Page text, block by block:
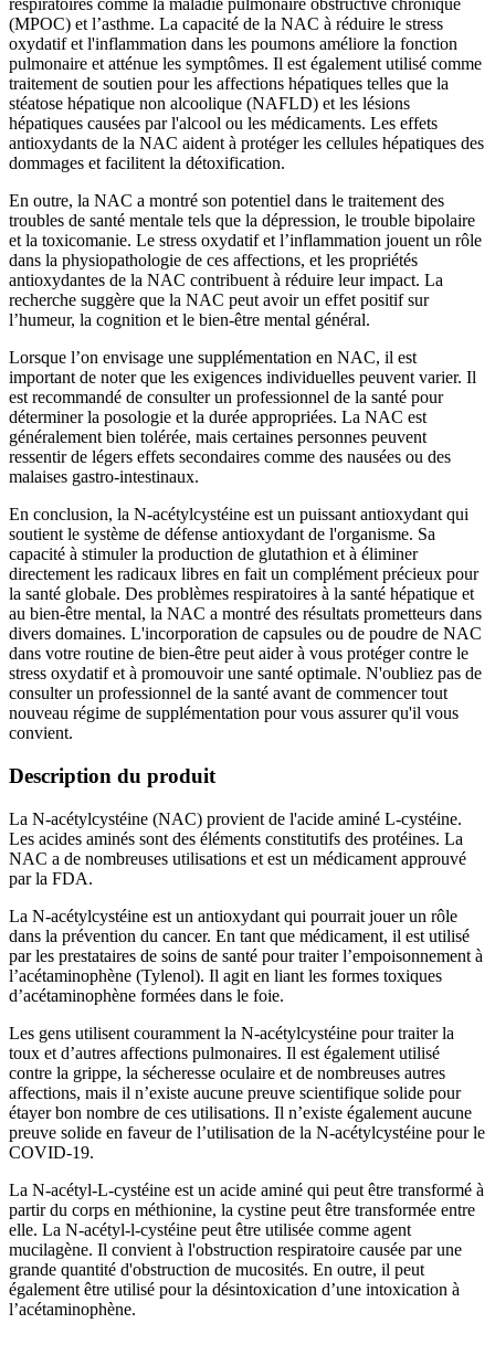
respiratoires comme la maladie pulmonaire obstructive chronique
(MPOC) et l’asthme. La capacité de la NAC à réduire le stress
oxydatif et l'inflammation dans les poumons améliore la fonction
pulmonaire et atténue les symptômes. Il est également utilisé comme
traitement de soutien pour les affections hépatiques telles que la
stéatose hépatique non alcoolique (NAFLD) et les lésions
hépatiques causées par l'alcool ou les médicaments. Les effets
antioxydants de la NAC aident à protéger les cellules hépatiques des
dommages et facilitent la détoxification.
En outre, la NAC a montré son potentiel dans le traitement des
troubles de santé mentale tels que la dépression, le trouble bipolaire
et la toxicomanie. Le stress oxydatif et l’inflammation jouent un rôle
dans la physiopathologie de ces affections, et les propriétés
antioxydantes de la NAC contribuent à réduire leur impact. La
recherche suggère que la NAC peut avoir un effet positif sur
l’humeur, la cognition et le bien-être mental général.
Lorsque l’on envisage une supplémentation en NAC, il est
important de noter que les exigences individuelles peuvent varier. Il
est recommandé de consulter un professionnel de la santé pour
déterminer la posologie et la durée appropriées. La NAC est
généralement bien tolérée, mais certaines personnes peuvent
ressentir de légers effets secondaires comme des nausées ou des
malaises gastro-intestinaux.
En conclusion, la N-acétylcystéine est un puissant antioxydant qui
soutient le système de défense antioxydant de l'organisme. Sa
capacité à stimuler la production de glutathion et à éliminer
directement les radicaux libres en fait un complément précieux pour
la santé globale. Des problèmes respiratoires à la santé hépatique et
au bien-être mental, la NAC a montré des résultats prometteurs dans
divers domaines. L'incorporation de capsules ou de poudre de NAC
dans votre routine de bien-être peut aider à vous protéger contre le
stress oxydatif et à promouvoir une santé optimale. N'oubliez pas de
consulter un professionnel de la santé avant de commencer tout
nouveau régime de supplémentation pour vous assurer qu'il vous
convient.
Description du produit
La N-acétylcystéine (NAC) provient de l'acide aminé L-cystéine.
Les acides aminés sont des éléments constitutifs des protéines. La
NAC a de nombreuses utilisations et est un médicament approuvé
par la FDA.
La N-acétylcystéine est un antioxydant qui pourrait jouer un rôle
dans la prévention du cancer. En tant que médicament, il est utilisé
par les prestataires de soins de santé pour traiter l’empoisonnement à
l’acétaminophène (Tylenol). Il agit en liant les formes toxiques
d’acétaminophène formées dans le foie.
Les gens utilisent couramment la N-acétylcystéine pour traiter la
toux et d’autres affections pulmonaires. Il est également utilisé
contre la grippe, la sécheresse oculaire et de nombreuses autres
affections, mais il n’existe aucune preuve scientifique solide pour
étayer bon nombre de ces utilisations. Il n’existe également aucune
preuve solide en faveur de l’utilisation de la N-acétylcystéine pour le
COVID-19.
La N-acétyl-L-cystéine est un acide aminé qui peut être transformé à
partir du corps en méthionine, la cystine peut être transformée entre
elle. La N-acétyl-l-cystéine peut être utilisée comme agent
mucilagène. Il convient à l'obstruction respiratoire causée par une
grande quantité d'obstruction de mucosités. En outre, il peut
également être utilisé pour la désintoxication d’une intoxication à
l’acétaminophène.